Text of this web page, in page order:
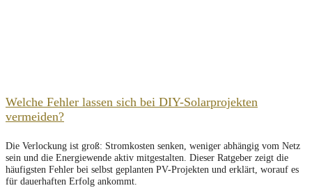
Welche Fehler lassen sich bei DIY-Solarprojekten
vermeiden?
Die Verlockung ist groß: Stromkosten senken, weniger abhängig vom Netz
sein und die Energiewende aktiv mitgestalten. Dieser Ratgeber zeigt die
häufigsten Fehler bei selbst geplanten PV-Projekten und erklärt, worauf es
für dauerhaften Erfolg ankommt.